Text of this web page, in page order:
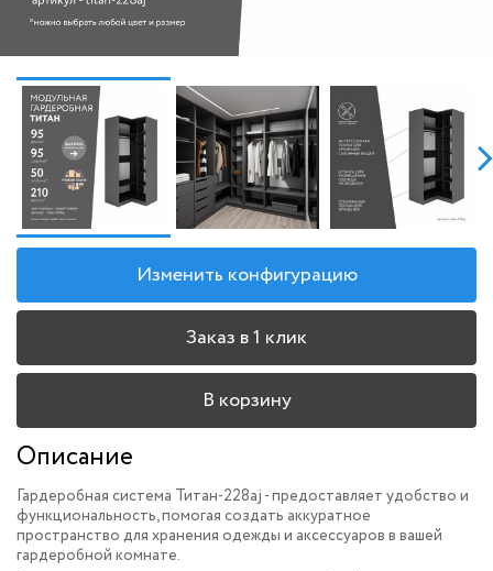
Изменить конфигурацию
Заказ в 1 клик
В корзину
Описание
Гардеробная система Титан-228aj -предоставляет удобство и
функциональность, помогая создать аккуратное
пространство для хранения одежды и аксессуаров в вашей
гардеробной комнате.